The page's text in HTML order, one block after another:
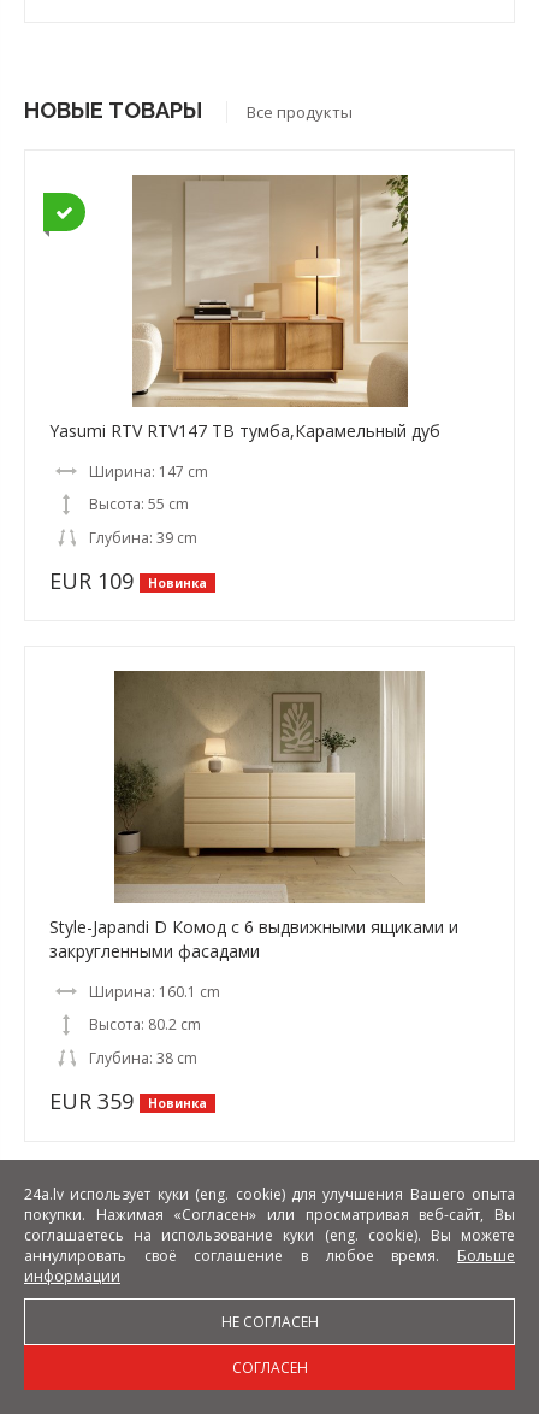
НОВЫЕ ТОВАРЫ Все продукты
Yasumi RTV RTV147 ТВ тумба,Карамельный дуб
Ширина: 147 cm
Высота: 55 cm
Глубина: 39 cm
EUR 109 Новинка
Style-Japandi D Комод с 6 выдвижными ящиками и
закругленными фасадами
Ширина: 160.1 cm
Высота: 80.2 cm
Глубина: 38 cm
EUR 359 Новинка
24a.lv использует куки (eng. cookie) для улучшения Вашего опыта
покупки. Нажимая «Согласен» или просматривая веб-сайт, Вы
соглашаетесь на использование куки (eng. cookie). Вы можете
аннулировать своё соглашение в любое время. Больше
информации
НЕ СОГЛАСЕН
СОГЛАСЕН